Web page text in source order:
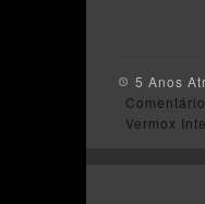
5 Anos
Vermox